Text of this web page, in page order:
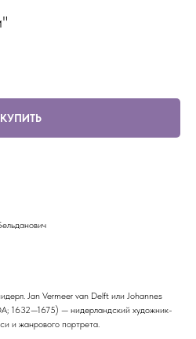
КУПИТЬ
Jan Vermeer van Delft или Johannes
1632—1675) — нидерландский художник-
и жанрового портрета.